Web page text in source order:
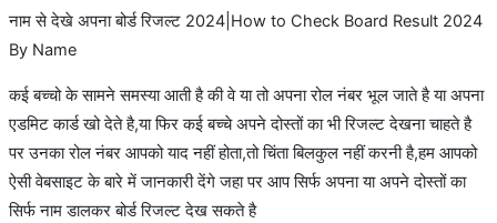
नाम से देखे अपना बोर्ड रिजल्ट 2024|How to Check Board Result 2024
By Name
कई बच्चो के सामने समस्या आती है की वे या तो अपना रोल नंबर भूल जाते है या अपना
एडमिट कार्ड खो देते है,या फिर कई बच्चे अपने दोस्तों का भी रिजल्ट देखना चाहते है
पर उनका रोल नंबर आपको याद नहीं होता,तो चिंता बिलकुल नहीं करनी है,हम आपको
ऐसी वेबसाइट के बारे में जानकारी देंगे जहा पर आप सिर्फ अपना या अपने दोस्तों का
सिर्फ नाम डालकर बोर्ड रिजल्ट देख सकते है